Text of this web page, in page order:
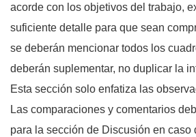
acorde con los objetivos del trabajo,
suficiente detalle para que sean
se deberán mencionar todos los
deberán suplementar, no duplicar la
Esta sección solo enfatiza las
Las comparaciones y comentarios
para la sección de Discusión en caso